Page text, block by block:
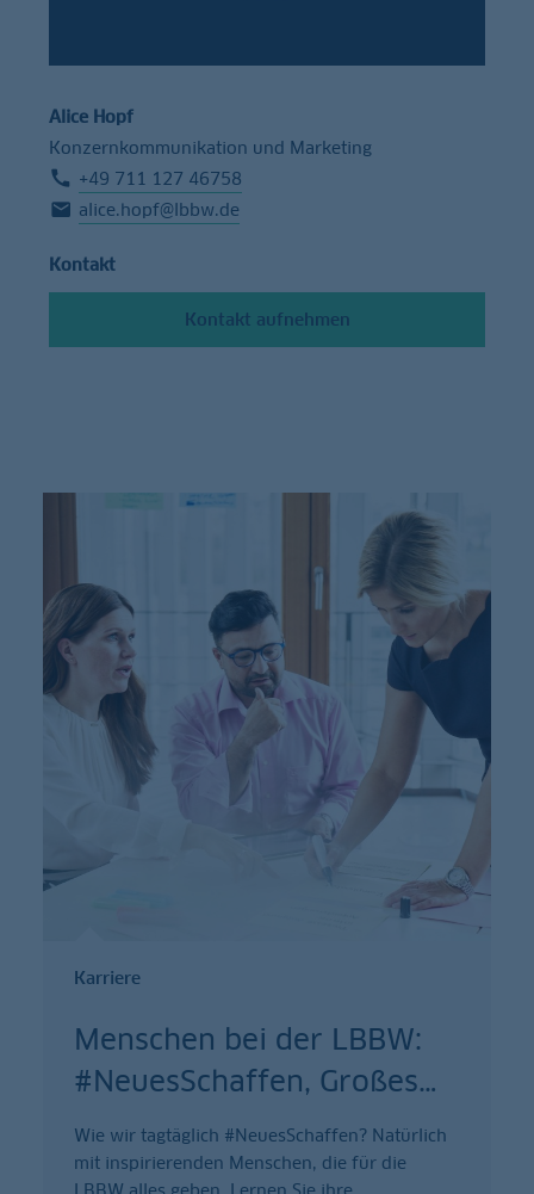
Alice Hopf
Konzernkommunikation und Marketing
+49 711 127 46758
alice.hopf@lbbw.de
Kontakt
Kontakt aufnehmen
Karriere
Menschen bei der LBBW:
#NeuesSchaffen, Großes…
Wie wir tagtäglich #NeuesSchaffen? Natürlich
mit inspirierenden Menschen, die für die
LBBW alles geben. Lernen Sie ihre